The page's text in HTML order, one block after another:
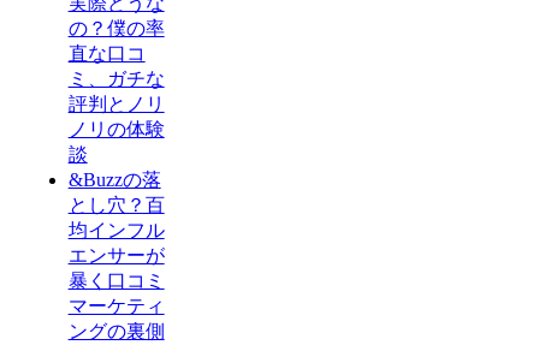
の？僕の率
直な口コ
ミ、ガチな
評判とノリ
ノリの体験
談
&Buzzの落
とし穴？百
均インフル
エンサーが
暴く口コミ
マーケティ
ングの裏側